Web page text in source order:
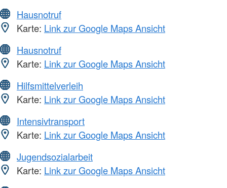
Hausnotruf
Karte: Link zur Google Maps Ansicht
Hausnotruf
Karte: Link zur Google Maps Ansicht
Hilfsmittelverleih
Karte: Link zur Google Maps Ansicht
Intensivtransport
Karte: Link zur Google Maps Ansicht
Jugendsozialarbeit
Karte: Link zur Google Maps Ansicht